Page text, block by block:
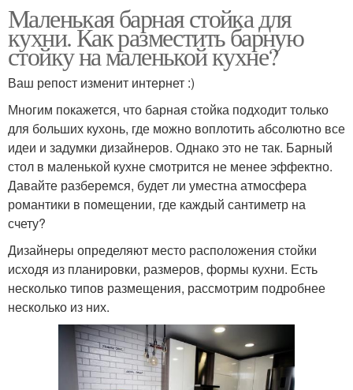
Маленькая барная стойка для
кухни. Как разместить барную
стойку на маленькой кухне?
Ваш репост изменит интернет :)
Многим покажется, что барная стойка подходит только
для больших кухонь, где можно воплотить абсолютно все
идеи и задумки дизайнеров. Однако это не так. Барный
стол в маленькой кухне смотрится не менее эффектно.
Давайте разберемся, будет ли уместна атмосфера
романтики в помещении, где каждый сантиметр на
счету?
Дизайнеры определяют место расположения стойки
исходя из планировки, размеров, формы кухни. Есть
несколько типов размещения, рассмотрим подробнее
несколько из них.